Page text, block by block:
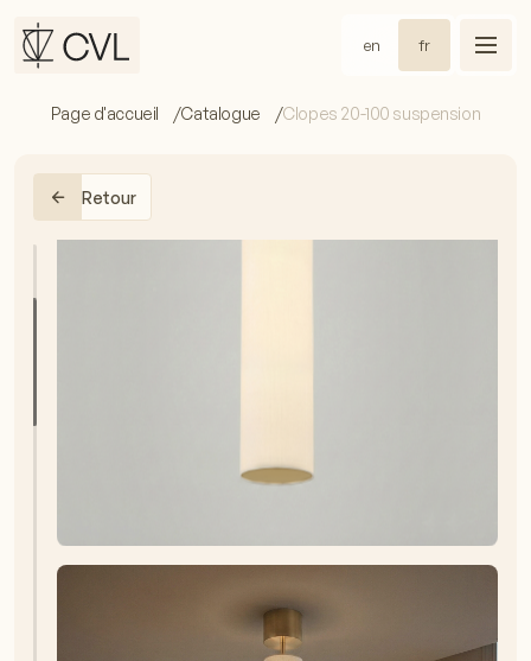
en fr
Page d'accueil Catalogue Clopes 20-100 suspension
Retour